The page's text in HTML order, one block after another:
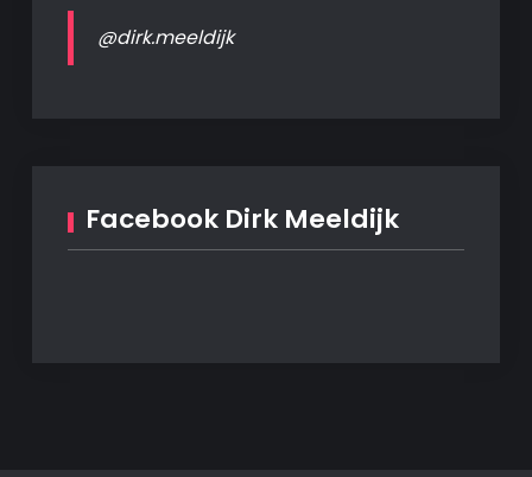
@dirk.meeldijk
Facebook Dirk Meeldijk